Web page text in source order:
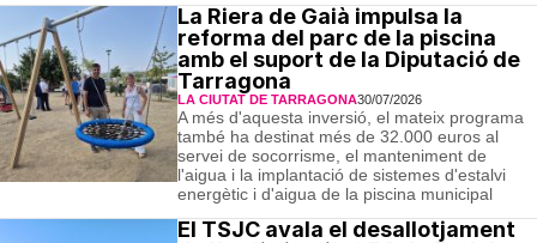
La Riera de Gaià impulsa la
reforma del parc de la piscina
amb el suport de la Diputació de
Tarragona
LA CIUTAT DE TARRAGONA30/07/2026
A més d'aquesta inversió, el mateix programa
també ha destinat més de 32.000 euros al
servei de socorrisme, el manteniment de
l'aigua i la implantació de sistemes d'estalvi
energètic i d'aigua de la piscina municipal
El TSJC avala el desallotjament